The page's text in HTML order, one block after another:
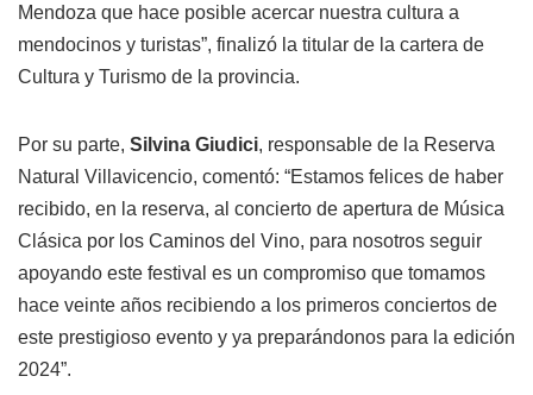
Mendoza que hace posible acercar nuestra cultura a
mendocinos y turistas”, finalizó la titular de la cartera de
Cultura y Turismo de la provincia.
Por su parte, Silvina Giudici, responsable de la Reserva
Natural Villavicencio, comentó: “Estamos felices de haber
recibido, en la reserva, al concierto de apertura de Música
Clásica por los Caminos del Vino, para nosotros seguir
apoyando este festival es un compromiso que tomamos
hace veinte años recibiendo a los primeros conciertos de
este prestigioso evento y ya preparándonos para la edición
2024”.